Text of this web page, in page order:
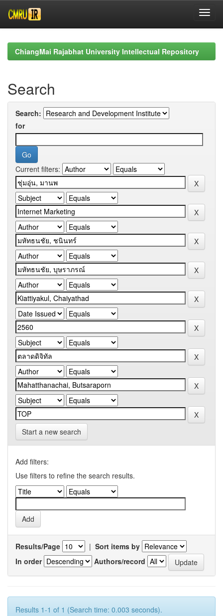
navigationChiangMai Rajabhat University Intellectual Repository
Search
Search:
for
Current filters:
Start a new search
Add filters:
Use filters to refine the search results.
Results/Page | Sort items by
In order
Authors/record
Results 1-1 of 1 (Search time: 0.003 seconds).